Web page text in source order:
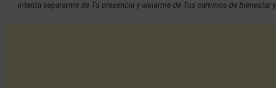
intenta separarme de Tu presencia y alejarme de Tus caminos de bienestar